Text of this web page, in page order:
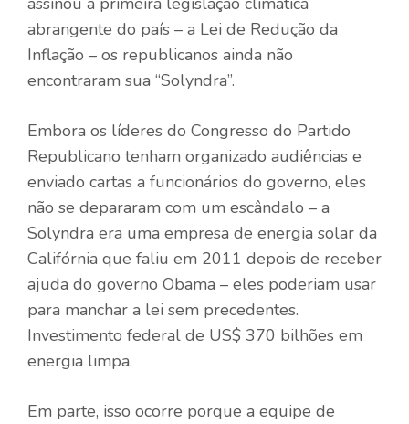
abrangente do país – a Lei de Redução da
Inflação – os republicanos ainda não
encontraram sua “Solyndra”.
Embora os líderes do Congresso do Partido
Republicano tenham organizado audiências e
enviado cartas a funcionários do governo, eles
não se depararam com um escândalo – a
Solyndra era uma empresa de energia solar da
Califórnia que faliu em 2011 depois de receber
ajuda do governo Obama – eles poderiam usar
para manchar a lei sem precedentes.
Investimento federal de US$ 370 bilhões em
energia limpa.
Em parte, isso ocorre porque a equipe de